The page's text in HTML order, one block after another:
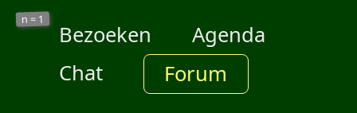
n = 1
Bezoeken
Agenda
Chat
Forum